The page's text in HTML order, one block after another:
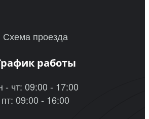
Схема проезда
работы
- чт: 09:00 - 17:00
пт: 09:00 - 16:00